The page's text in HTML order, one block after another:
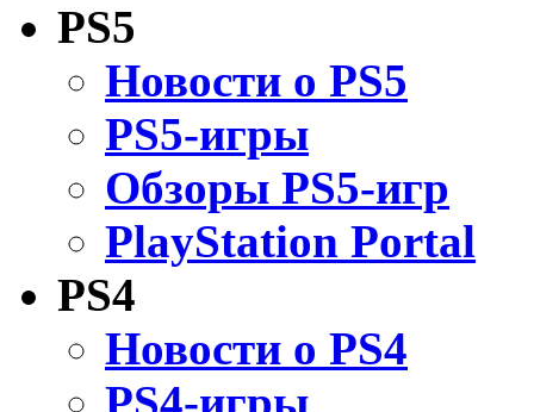
PS5
Новости о PS5
PS5-игры
Обзоры PS5-игр
PlayStation Portal
PS4
Новости о PS4